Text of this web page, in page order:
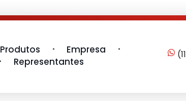
Produtos
Empresa
Representantes